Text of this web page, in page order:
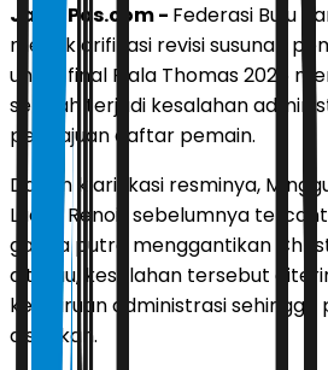
JawaPos.com - Federasi Bulu
mengklarifikasi revisi susunan
untuk final Piala Thomas 2026
setelah terjadi kesalahan
pengajuan daftar pemain.
Dalam klarifikasi resminya,
Lucas Renoir sebelumnya
ganda putra menggantikan
ditinjau, kesalahan tersebut
kekeliruan administrasi sehingga
disahkan.